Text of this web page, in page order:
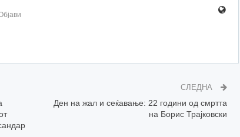
СЛЕДНА
Ден на жал и сеќавање: 22 години од смртта
на Борис Трајковски